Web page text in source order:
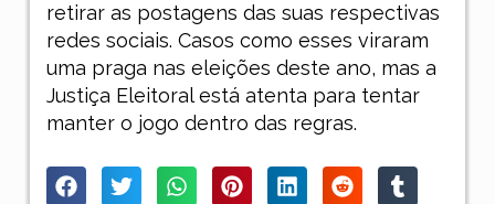
retirar as postagens das suas respectivas
redes sociais. Casos como esses viraram
uma praga nas eleições deste ano, mas a
Justiça Eleitoral está atenta para tentar
manter o jogo dentro das regras.